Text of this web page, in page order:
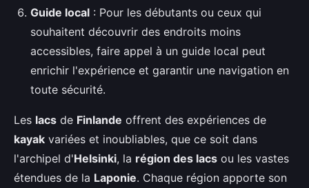
Guide local : Pour les débutants ou ceux qui
souhaitent découvrir des endroits moins
accessibles, faire appel à un guide local peut
enrichir l'expérience et garantir une navigation en
toute sécurité.
Les lacs de Finlande offrent des expériences de
kayak variées et inoubliables, que ce soit dans
l'archipel d'Helsinki, la région des lacs ou les vastes
étendues de la Laponie. Chaque région apporte son